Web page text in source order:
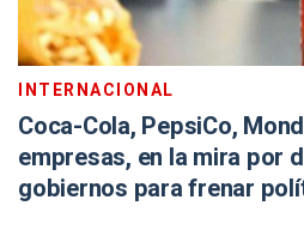
INTERNACIONAL
Coca-Cola, PepsiCo,
empresas, en la mira por
gobiernos para frenar